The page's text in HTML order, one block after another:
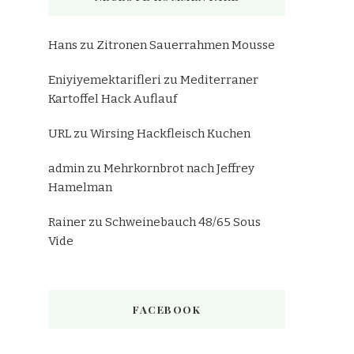
Hans zu Zitronen Sauerrahmen Mousse
Eniyiyemektarifleri zuMediterraner
Kartoffel Hack Auflauf
URL zuWirsing Hackfleisch Kuchen
adminzuMehrkornbrot nach Jeffrey
Hamelman
Rainer zuSchweinebauch 48/65 Sous
Vide
FACEBOOK